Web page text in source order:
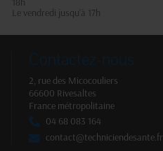
Le vendredi jusqu'à 17h
Contactez-nous
2, rue des Micocouliers
66600 Rivesaltes
France métropolitaine
04 68 083 164
contact@techniciendesante.fr